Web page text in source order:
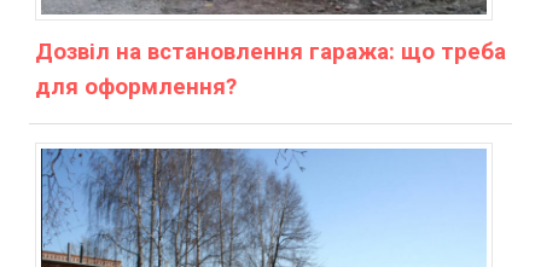
Дозвіл на встановлення гаража: що треба
для оформлення?